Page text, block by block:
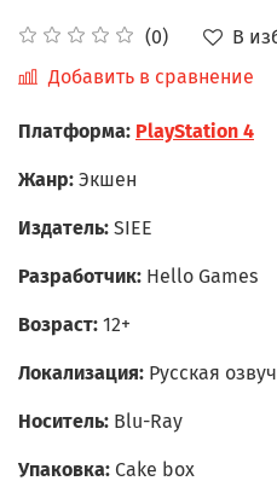
(0)
В
Добавить в сравнение
Платформа: PlayStation 4
Жанр: Экшен
Издатель: SIEE
Разработчик: Hello Games
Возраст: 12+
Локализация: Русская
Носитель: Blu-Ray
Упаковка: Cake box